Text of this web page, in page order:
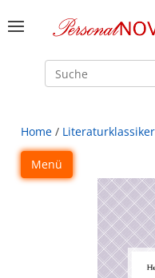
Suche
Home / Literaturklassiker
Menü